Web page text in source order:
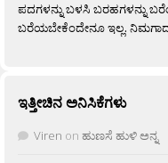
ಪದಗಳನ್ನು ಬಳಸಿ ಬರಹಗಳನ್ನು
ಬರೆಯಬೇಕೆಂದೇನೂ ಇಲ್ಲ.
ಇತ್ತೀಚಿನ ಅನಿಸಿಕೆಗಳು
Viren on ಹುಣಸೆ ಹುಳಿ ಅನ್ನ